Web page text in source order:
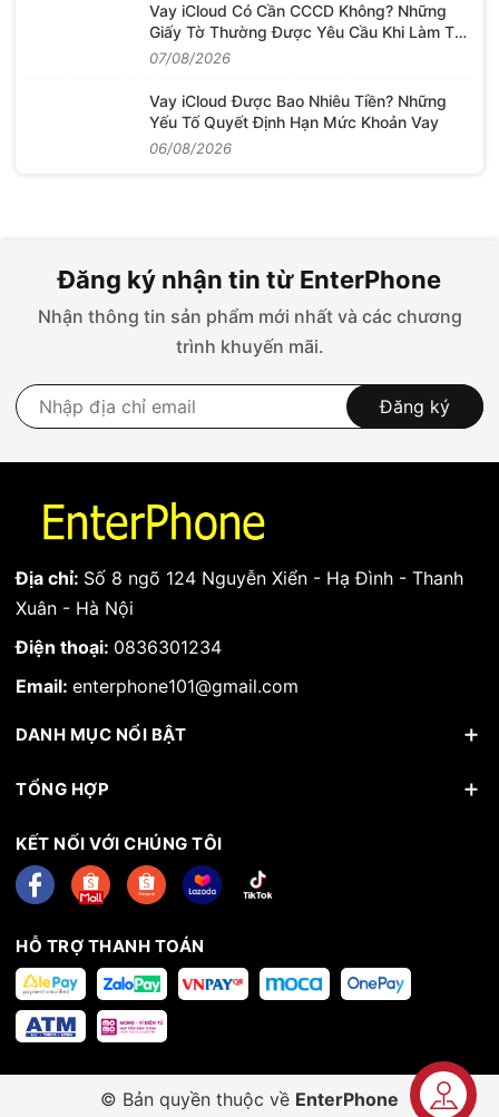
Vay iCloud Có Cần CCCD Không? Những
Giấy Tờ Thường Được Yêu Cầu Khi Làm Thủ
Tục
07/08/2026
Vay iCloud Được Bao Nhiêu Tiền? Những
Yếu Tố Quyết Định Hạn Mức Khoản Vay
06/08/2026
Đăng ký nhận tin từ EnterPhone
Nhận thông tin sản phẩm mới nhất và các chương
trình khuyến mãi.
Đăng ký
Địa chỉ: Số 8 ngõ 124 Nguyễn Xiển - Hạ Đình - Thanh
Xuân - Hà Nội
Điện thoại: 0836301234
Email: enterphone101@gmail.com
DANH MỤC NỔI BẬT
TỔNG HỢP
KẾT NỐI VỚI CHÚNG TÔI
HỖ TRỢ THANH TOÁN
© Bản quyền thuộc về EnterPhone
Liên hệ